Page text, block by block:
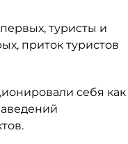
туристы и
приток туристов
себя как